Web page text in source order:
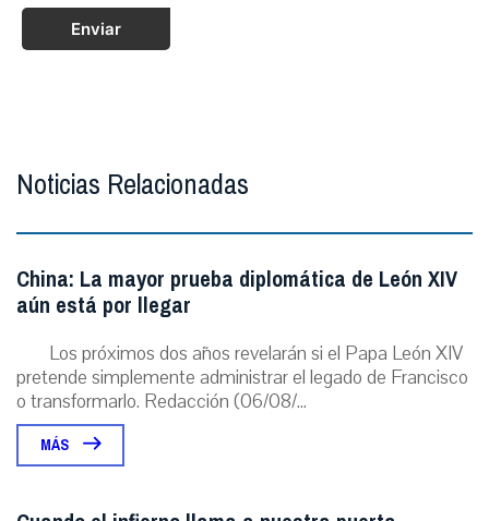
Enviar
Noticias Relacionadas
China: La mayor prueba diplomática de León XIV
aún está por llegar
Los próximos dos años revelarán si el Papa León XIV
pretende simplemente administrar el legado de Francisco
o transformarlo. Redacción (06/08/...
MÁS